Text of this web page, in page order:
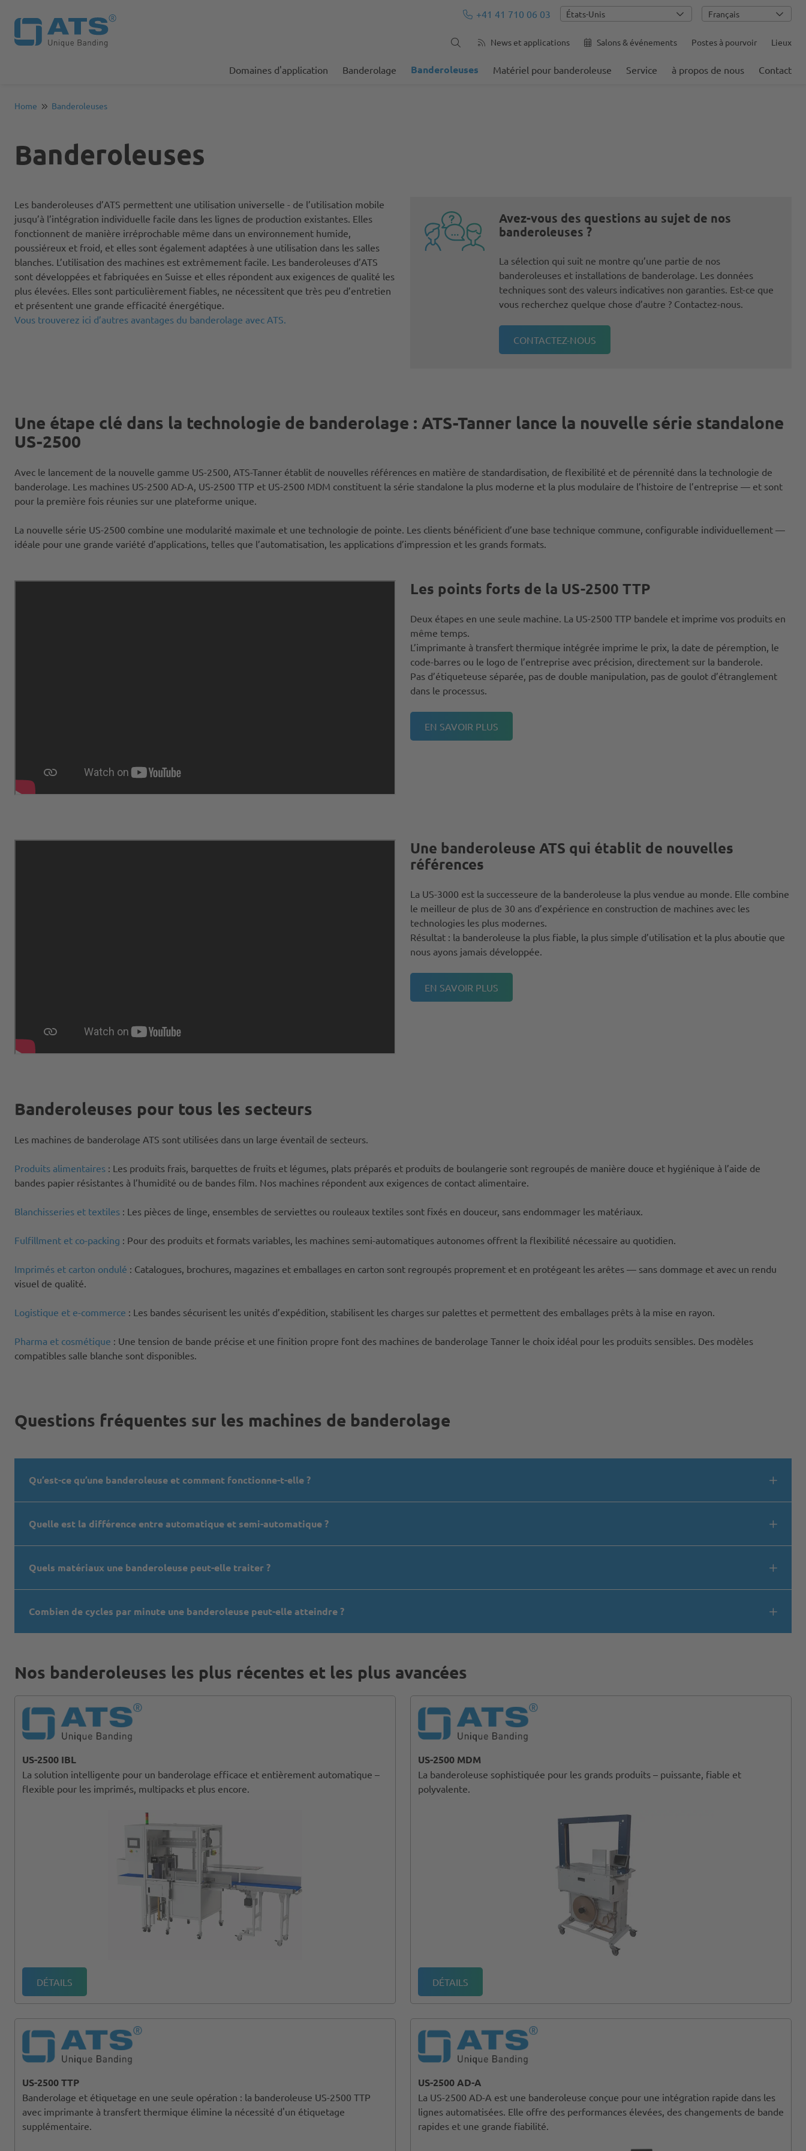
+41 41 710 06 03 Français
News et applications Salons & événements Postes à pourvoir Lieux
Domaines d'application Banderolage Banderoleuses Matériel pour banderoleuse Service à propos de nous Contact
Home Banderoleuses
Banderoleuses
Les banderoleuses d’ATS permettent une utilisation universelle - de l’utilisation mobile
jusqu’à l’intégration individuelle facile dans les lignes de production existantes. Elles
fonctionnent de manière irréprochable même dans un environnement humide,
poussiéreux et froid, et elles sont également adaptées à une utilisation dans les salles
blanches. L’utilisation des machines est extrêmement facile. Les banderoleuses d’ATS
sont développées et fabriquées en Suisse et elles répondent aux exigences de qualité les
plus élevées. Elles sont particulièrement fiables, ne nécessitent que très peu d’entretien
et présentent une grande efficacité énergétique.
Vous trouverez ici d’autres avantages du banderolage avec ATS.
Avez-vous des questions au sujet de nos
banderoleuses ?
La sélection qui suit ne montre qu’une partie de nos
banderoleuses et installations de banderolage. Les données
techniques sont des valeurs indicatives non garanties. Est-ce que
vous recherchez quelque chose d’autre ? Contactez-nous.
CONTACTEZ-NOUS
Une étape clé dans la technologie de banderolage : ATS-Tanner lance la nouvelle série standalone
US-2500
Avec le lancement de la nouvelle gamme US-2500, ATS-Tanner établit de nouvelles références en matière de standardisation, de flexibilité et de pérennité dans la technologie de
banderolage. Les machines US-2500 AD-A, US-2500 TTP et US-2500 MDM constituent la série standalone la plus moderne et la plus modulaire de l’histoire de l’entreprise — et sont
pour la première fois réunies sur une plateforme unique.
La nouvelle série US-2500 combine une modularité maximale et une technologie de pointe. Les clients bénéficient d’une base technique commune, configurable individuellement —
idéale pour une grande variété d’applications, telles que l’automatisation, les applications d’impression et les grands formats.
Les points forts de la US-2500 TTP
Deux étapes en une seule machine. La US-2500 TTP bandele et imprime vos produits en
même temps.
L’imprimante à transfert thermique intégrée imprime le prix, la date de péremption, le
code-barres ou le logo de l’entreprise avec précision, directement sur la banderole.
Pas d’étiqueteuse séparée, pas de double manipulation, pas de goulot d’étranglement
dans le processus.
EN SAVOIR PLUS
Une banderoleuse ATS qui établit de nouvelles
références
La US-3000 est la successeure de la banderoleuse la plus vendue au monde. Elle combine
le meilleur de plus de 30 ans d’expérience en construction de machines avec les
technologies les plus modernes.
Résultat : la banderoleuse la plus fiable, la plus simple d’utilisation et la plus aboutie que
nous ayons jamais développée.
EN SAVOIR PLUS
Banderoleuses pour tous les secteurs
Les machines de banderolage ATS sont utilisées dans un large éventail de secteurs.
Produits alimentaires : Les produits frais, barquettes de fruits et légumes, plats préparés et produits de boulangerie sont regroupés de manière douce et hygiénique à l’aide de
bandes papier résistantes à l’humidité ou de bandes film. Nos machines répondent aux exigences de contact alimentaire.
Blanchisseries et textiles : Les pièces de linge, ensembles de serviettes ou rouleaux textiles sont fixés en douceur, sans endommager les matériaux.
Fulfillment et co-packing : Pour des produits et formats variables, les machines semi-automatiques autonomes offrent la flexibilité nécessaire au quotidien.
Imprimés et carton ondulé : Catalogues, brochures, magazines et emballages en carton sont regroupés proprement et en protégeant les arêtes — sans dommage et avec un rendu
visuel de qualité.
Logistique et e-commerce : Les bandes sécurisent les unités d’expédition, stabilisent les charges sur palettes et permettent des emballages prêts à la mise en rayon.
Pharma et cosmétique : Une tension de bande précise et une finition propre font des machines de banderolage Tanner le choix idéal pour les produits sensibles. Des modèles
compatibles salle blanche sont disponibles.
Questions fréquentes sur les machines de banderolage
Qu’est-ce qu’une banderoleuse et comment fonctionne-t-elle ?
Quelle est la différence entre automatique et semi-automatique ?
Quels matériaux une banderoleuse peut-elle traiter ?
Combien de cycles par minute une banderoleuse peut-elle atteindre ?
Nos banderoleuses les plus récentes et les plus avancées
US-2500 IBL
La solution intelligente pour un banderolage efficace et entièrement automatique –
flexible pour les imprimés, multipacks et plus encore.
DÉTAILS
US-2500 MDM
La banderoleuse sophistiquée pour les grands produits – puissante, fiable et
polyvalente.
DÉTAILS
US-2500 TTP
Banderolage et étiquetage en une seule opération : la banderoleuse US-2500 TTP
avec imprimante à transfert thermique élimine la nécessité d'un étiquetage
supplémentaire.
US-2500 AD-A
La US-2500 AD-A est une banderoleuse conçue pour une intégration rapide dans les
lignes automatisées. Elle offre des performances élevées, des changements de bande
rapides et une grande fiabilité.